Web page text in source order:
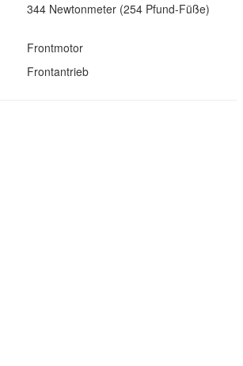
344 Newtonmeter (254 Pfund-Füße)
Frontmotor
Frontantrieb